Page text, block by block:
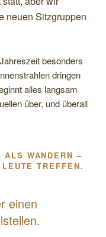
neuen Sitzgruppen
besonders
dringen
alles langsam
über, und überall
WANDERN –
TREFFEN.
einen